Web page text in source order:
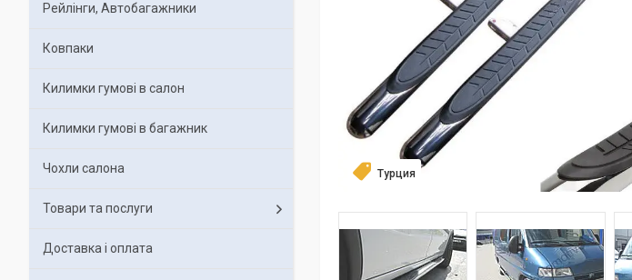
Турция
Рейлінги, Автобагажники
Ковпаки
Килимки гумові в салон
Килимки гумові в багажник
Чохли салона
Товари та послуги
Доставка і оплата